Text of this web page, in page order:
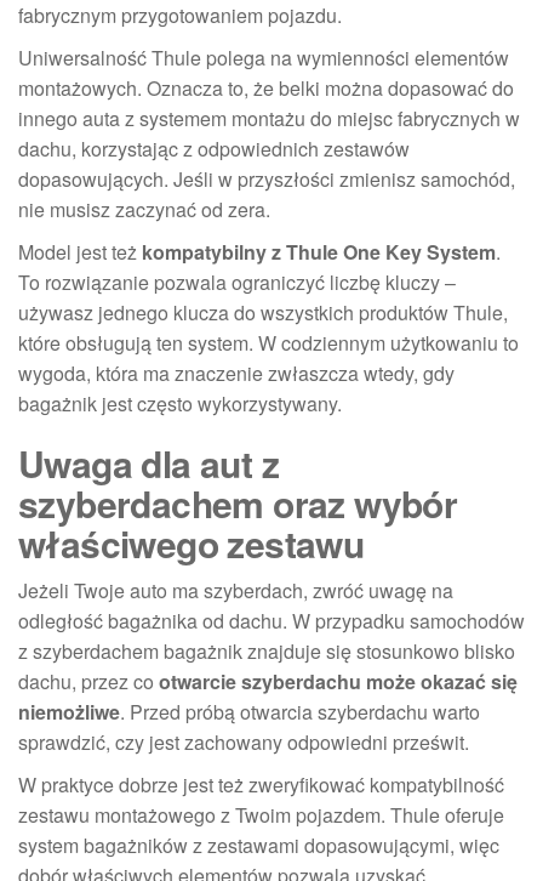
fabrycznym przygotowaniem pojazdu.
Uniwersalność Thule polega na wymienności elementów
montażowych. Oznacza to, że belki można dopasować do
innego auta z systemem montażu do miejsc fabrycznych w
dachu, korzystając z odpowiednich zestawów
dopasowujących. Jeśli w przyszłości zmienisz samochód,
nie musisz zaczynać od zera.
Model jest też kompatybilny z Thule One Key System.
To rozwiązanie pozwala ograniczyć liczbę kluczy –
używasz jednego klucza do wszystkich produktów Thule,
które obsługują ten system. W codziennym użytkowaniu to
wygoda, która ma znaczenie zwłaszcza wtedy, gdy
bagażnik jest często wykorzystywany.
Uwaga dla aut z
szyberdachem oraz wybór
właściwego zestawu
Jeżeli Twoje auto ma szyberdach, zwróć uwagę na
odległość bagażnika od dachu. W przypadku samochodów
z szyberdachem bagażnik znajduje się stosunkowo blisko
dachu, przez co otwarcie szyberdachu może okazać się
niemożliwe. Przed próbą otwarcia szyberdachu warto
sprawdzić, czy jest zachowany odpowiedni prześwit.
W praktyce dobrze jest też zweryfikować kompatybilność
zestawu montażowego z Twoim pojazdem. Thule oferuje
system bagażników z zestawami dopasowującymi, więc